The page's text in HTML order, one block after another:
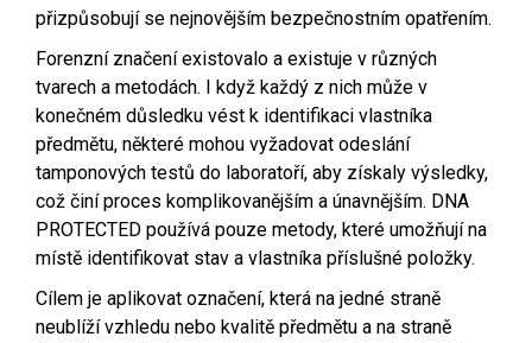
přizpůsobují se nejnovějším bezpečnostním opatřením.
Forenzní značení existovalo a existuje v různých
tvarech a metodách. I když každý z nich může v
konečném důsledku vést k identifikaci vlastníka
předmětu, některé mohou vyžadovat odeslání
tamponových testů do laboratoří, aby získaly výsledky,
což činí proces komplikovanějším a únavnějším. DNA
PROTECTED používá pouze metody, které umožňují na
místě identifikovat stav a vlastníka příslušné položky.
Cílem je aplikovat označení, která na jedné straně
neublíží vzhledu nebo kvalitě předmětu a na straně